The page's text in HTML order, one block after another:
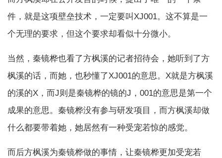
件，就是这项壁垒技术，一定要叫XJ001。这不算是一
个无理的要求，但这个要求却看似十分微小。
当然，秦镜桦也看了方枫溪的记者招待会，她听到了方
枫溪的话，而她，也秒懂了XJ001的意思。X就是方枫溪
的溪的X，而J则是秦镜桦的镜的J，001的意思是第一个
成果的意思。秦镜桦没有参与研发项目，而方枫溪却做
什么都要带着她，她居然有一种受宠若惊的感觉。
而后方枫溪为秦镜桦做的事情，让秦镜桦更加受宠若